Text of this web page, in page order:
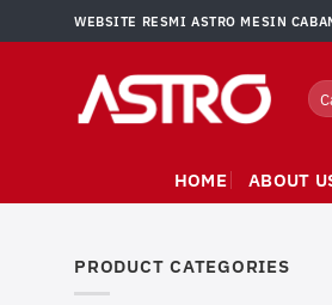
to
WEBSITE RESMI ASTRO MESIN
for:
HOME ABOUT
PRODUCT CATEGORIES